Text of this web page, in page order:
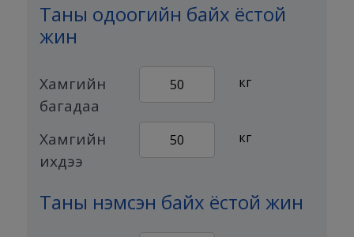
Таны одоогийн байх ёстой
жин
Хамгийн
багадаа
50 кг
Хамгийн
ихдээ
50 кг
Таны нэмсэн байх ёстой жин